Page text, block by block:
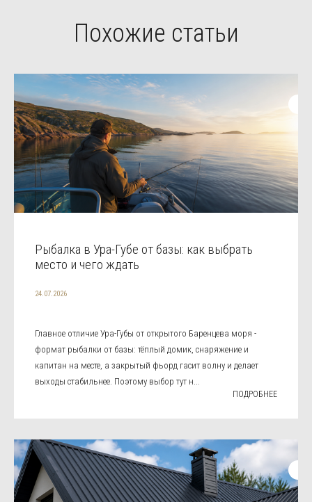
Похожие статьи
Рыбалка в Ура-Губе от базы: как выбрать
место и чего ждать
24.07.2026
Главное отличие Ура-Губы от открытого Баренцева моря -
формат рыбалки от базы: тёплый домик, снаряжение и
капитан на месте, а закрытый фьорд гасит волну и делает
выходы стабильнее. Поэтому выбор тут н...
ПОДРОБНЕЕ